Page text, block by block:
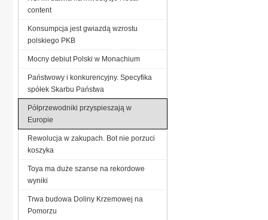
content
Konsumpcja jest gwiazdą wzrostu
polskiego PKB
Mocny debiut Polski w Monachium
Państwowy i konkurencyjny. Specyfika
spółek Skarbu Państwa
Półprzewodniki przyspieszają w
Europie
Rewolucja w zakupach. Bot nie porzuci
koszyka
Toya ma duże szanse na rekordowe
wyniki
Trwa budowa Doliny Krzemowej na
Pomorzu